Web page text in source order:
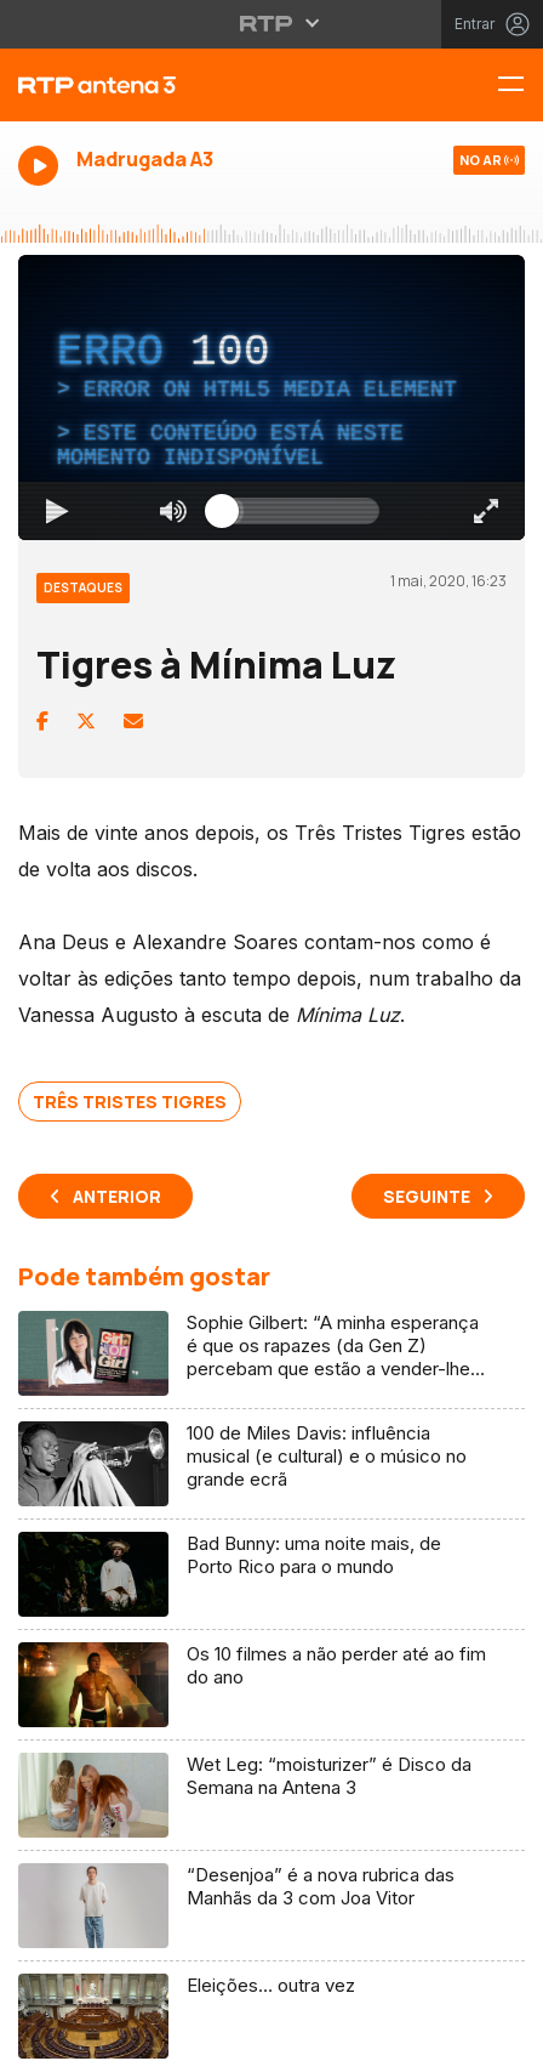
Entrar
Madrugada A3 NO AR
ERRO 100
ERROR ON HTML5 MEDIA ELEMENT
ESTE CONTEÚDO ESTÁ NESTE
MOMENTO INDISPONÍVEL
DESTAQUES 1 mai, 2020, 16:23
Tigres à Mínima Luz
Mais de vinte anos depois, os Três Tristes Tigres estão
de volta aos discos.
Ana Deus e Alexandre Soares contam-nos como é
voltar às edições tanto tempo depois, num trabalho da
Vanessa Augusto à escuta de Mínima Luz.
TRÊS TRISTES TIGRES
ANTERIOR SEGUINTE
Pode também gostar
Sophie Gilbert: “A minha esperança
é que os rapazes (da Gen Z)
percebam que estão a vender-lhes
100 de Miles Davis: influência
musical (e cultural) e o músico no
grande ecrã
Bad Bunny: uma noite mais, de
Porto Rico para o mundo
Os 10 filmes a não perder até ao fim
do ano
Wet Leg: “moisturizer” é Disco da
Semana na Antena 3
“Desenjoa” é a nova rubrica das
Manhãs da 3 com Joa Vitor
Eleições… outra vez